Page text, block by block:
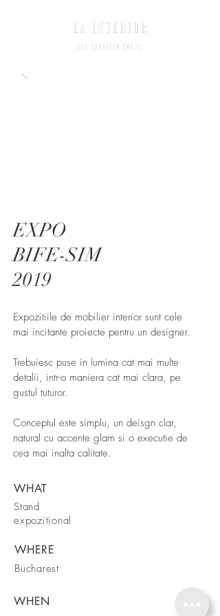
EXPO
BIFE-SIM
2019
Expozitiile de mobilier interior sunt cele
mai incitante proiecte pentru un designer.
Trebuiesc puse in lumina cat mai multe
detalii, intr-o maniera cat mai clara, pe
gustul tuturor.
Conceptul este simplu, un deisgn clar,
natural cu accente glam si o executie de
cea mai inalta calitate.
WHAT
Stand
expozitional
WHERE
Bucharest
WHEN